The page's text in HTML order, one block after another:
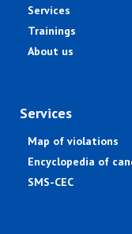
Services
Trainings
About us
Services
Map of violations
Encyclopedia of
SMS-CEC